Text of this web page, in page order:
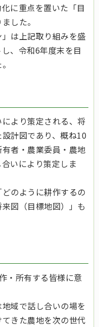
に重点を置いた「目
した。
は上記取り組みを盛
、令和6年度末を目
より策定される、将
計図であり、概ね10
者・農業委員・農地
いにより策定しま
のように耕作するの
図（目標地図）」も
・所有する皆様に意
域で話し合いの場を
きた農地を次の世代